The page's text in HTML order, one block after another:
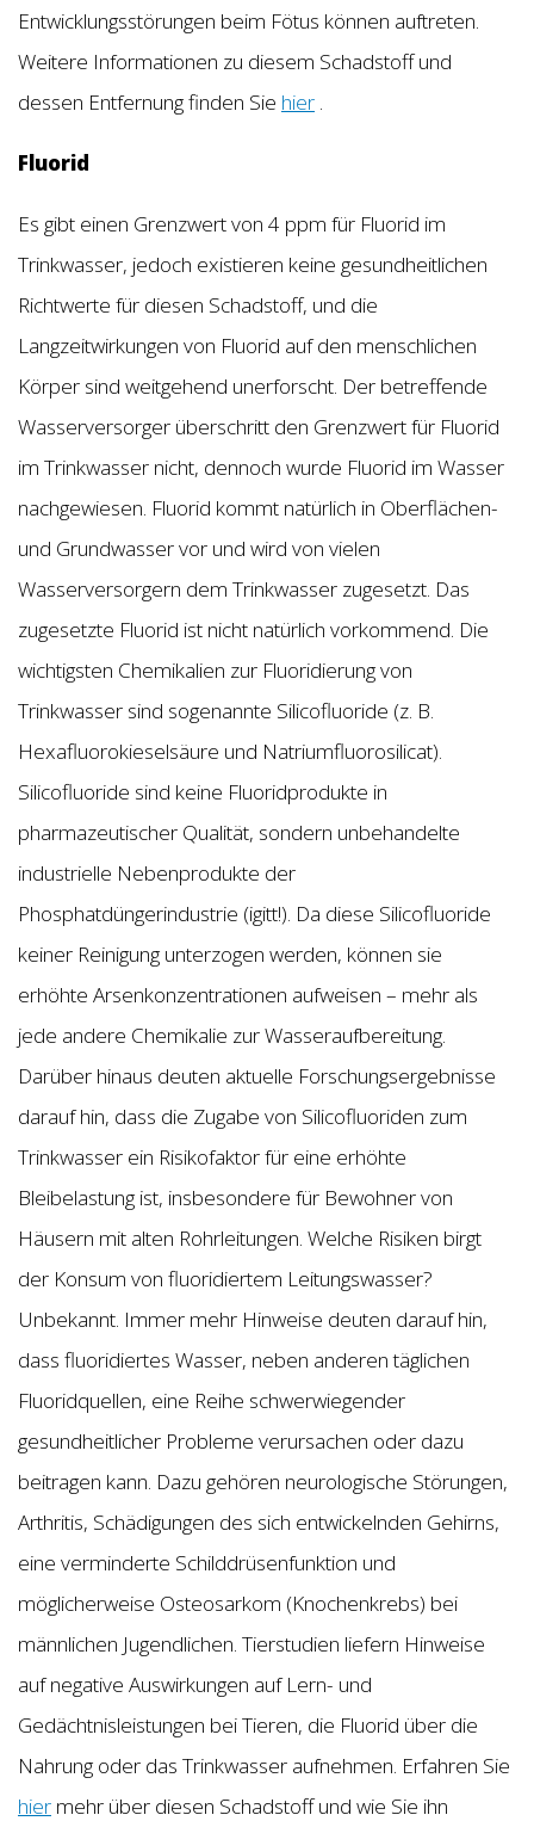
Entwicklungsstörungen beim Fötus können auftreten.
Weitere Informationen zu diesem Schadstoff und
dessen Entfernung finden Sie hier .
Fluorid
Es gibt einen Grenzwert von 4 ppm für Fluorid im
Trinkwasser, jedoch existieren keine gesundheitlichen
Richtwerte für diesen Schadstoff, und die
Langzeitwirkungen von Fluorid auf den menschlichen
Körper sind weitgehend unerforscht. Der betreffende
Wasserversorger überschritt den Grenzwert für Fluorid
im Trinkwasser nicht, dennoch wurde Fluorid im Wasser
nachgewiesen. Fluorid kommt natürlich in Oberflächen-
und Grundwasser vor und wird von vielen
Wasserversorgern dem Trinkwasser zugesetzt. Das
zugesetzte Fluorid ist nicht natürlich vorkommend. Die
wichtigsten Chemikalien zur Fluoridierung von
Trinkwasser sind sogenannte Silicofluoride (z. B.
Hexafluorokieselsäure und Natriumfluorosilicat).
Silicofluoride sind keine Fluoridprodukte in
pharmazeutischer Qualität, sondern unbehandelte
industrielle Nebenprodukte der
Phosphatdüngerindustrie (igitt!). Da diese Silicofluoride
keiner Reinigung unterzogen werden, können sie
erhöhte Arsenkonzentrationen aufweisen – mehr als
jede andere Chemikalie zur Wasseraufbereitung.
Darüber hinaus deuten aktuelle Forschungsergebnisse
darauf hin, dass die Zugabe von Silicofluoriden zum
Trinkwasser ein Risikofaktor für eine erhöhte
Bleibelastung ist, insbesondere für Bewohner von
Häusern mit alten Rohrleitungen. Welche Risiken birgt
der Konsum von fluoridiertem Leitungswasser?
Unbekannt. Immer mehr Hinweise deuten darauf hin,
dass fluoridiertes Wasser, neben anderen täglichen
Fluoridquellen, eine Reihe schwerwiegender
gesundheitlicher Probleme verursachen oder dazu
beitragen kann. Dazu gehören neurologische Störungen,
Arthritis, Schädigungen des sich entwickelnden Gehirns,
eine verminderte Schilddrüsenfunktion und
möglicherweise Osteosarkom (Knochenkrebs) bei
männlichen Jugendlichen. Tierstudien liefern Hinweise
auf negative Auswirkungen auf Lern- und
Gedächtnisleistungen bei Tieren, die Fluorid über die
Nahrung oder das Trinkwasser aufnehmen. Erfahren Sie
hier mehr über diesen Schadstoff und wie Sie ihn